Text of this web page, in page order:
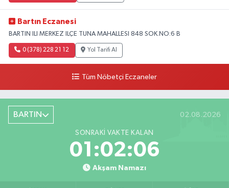
Bartın Eczanesi
BARTIN ILI MERKEZ ILÇE TUNA MAHALLESI 848 SOK.NO:6 B
0 (378) 228 21 12 Yol Tarifi Al
Tüm Nöbetçi Eczaneler
BARTIN 02.08.2026
SONRAKI VAKTE KALAN
01:02:05
Akşam Namazı